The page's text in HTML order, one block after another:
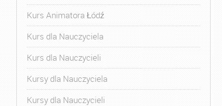
Kurs Animatora Łódź
Kurs dla Nauczyciela
Kurs dla Nauczycieli
Kursy dla Nauczyciela
Kursy dla Nauczycieli